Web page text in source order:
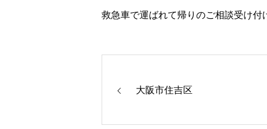
救急車で運ばれて帰りのご相談受け付
大阪市住吉区